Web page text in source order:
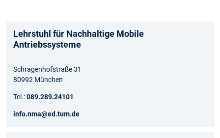
Lehrstuhl für Nachhaltige Mobile
Antriebssysteme
Schragenhofstraße 31
80992 München
Tel.:089.289.24101
info.nma@ed.tum.de